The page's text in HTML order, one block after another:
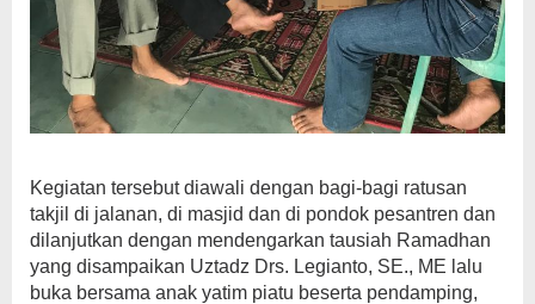
Kegiatan tersebut diawali dengan bagi-bagi ratusan
takjil di jalanan, di masjid dan di pondok pesantren dan
dilanjutkan dengan mendengarkan tausiah Ramadhan
yang disampaikan Uztadz Drs. Legianto, SE., ME lalu
buka bersama anak yatim piatu beserta pendamping,